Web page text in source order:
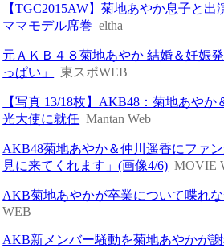
【TGC2015AW】菊地あやか息子と
ママモデル席巻 eltha
元ＡＫＢ４８菊地あやか 結婚＆妊娠
っぱい」
東スポWEB
【写真 13/18枚】AKB48：菊地あや
光大使に就任 Mantan Web
AKB48菊地あやか＆仲川遥香にファ
見に来てくれます」(画像4/6) MOVIE
AKB菊地あやかが卒業について喋れ
WEB
AKB新メンバー騒動を菊地あやかが